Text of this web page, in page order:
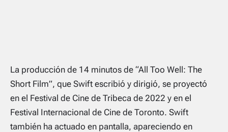
La producción de 14 minutos de “All Too Well: The
Short Film”, que Swift escribió y dirigió, se proyectó
en el Festival de Cine de Tribeca de 2022 y en el
Festival Internacional de Cine de Toronto. Swift
también ha actuado en pantalla, apareciendo en